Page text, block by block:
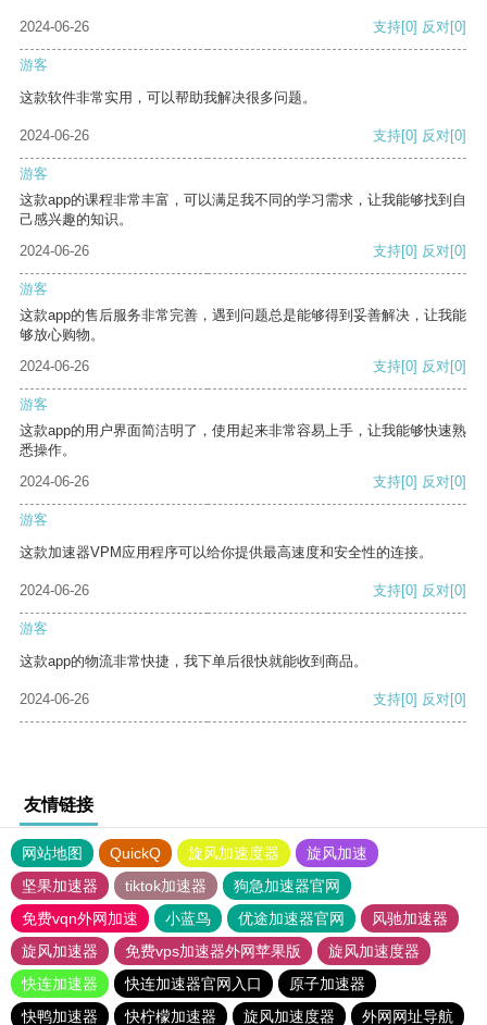
2024-06-26 支持[0] 反对[0]
游客
这款软件非常实用，可以帮助我解决很多问题。
2024-06-26 支持[0] 反对[0]
游客
这款app的课程非常丰富，可以满足我不同的学习需求，让我能够找到自
己感兴趣的知识。
2024-06-26
支持[0] 反对[0]
游客
这款app的售后服务非常完善，遇到问题总是能够得到妥善解决，让我能
够放心购物。
2024-06-26
支持[0] 反对[0]
游客
这款app的用户界面简洁明了，使用起来非常容易上手，让我能够快速熟
悉操作。
2024-06-26
支持[0] 反对[0]
游客
这款加速器VPM应用程序可以给你提供最高速度和安全性的连接。
2024-06-26 支持[0] 反对[0]
游客
这款app的物流非常快捷，我下单后很快就能收到商品。
2024-06-26 支持[0] 反对[0]
友情链接
网站地图 QuickQ 旋风加速度器
旋风加速
坚果加速器
tiktok加速器
狗急加速器官网
免费vqn外网加速
小蓝鸟 优途加速器官网
风驰加速器
旋风加速器
免费vps加速器外网苹果版
旋风加速度器
快连加速器
快连加速器官网入口
原子加速器
快鸭加速器
快柠檬加速器 旋风加速度器 外网网址导航